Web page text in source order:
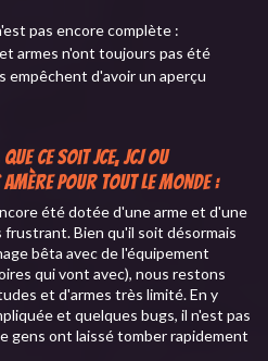
pas encore complète :
armes n'ont toujours pas été
empêchent d'avoir un aperçu
ce soit JcE, JcJ ou
amère pour tout le monde :
été dotée d'une arme et d'une
Bien qu'il soit désormais
bêta avec de l'équipement
qui vont avec), nous restons
et d'armes très limité. En y
et quelques bugs, il n'est pas
gens ont laissé tomber rapidement